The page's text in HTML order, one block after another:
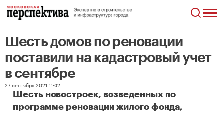
Шесть домов по реновации
поставили на кадастровый учет
в сентябре
27 сентября 2021 11:02
Шесть новостроек, возведенных по
программе реновации жилого фонда,